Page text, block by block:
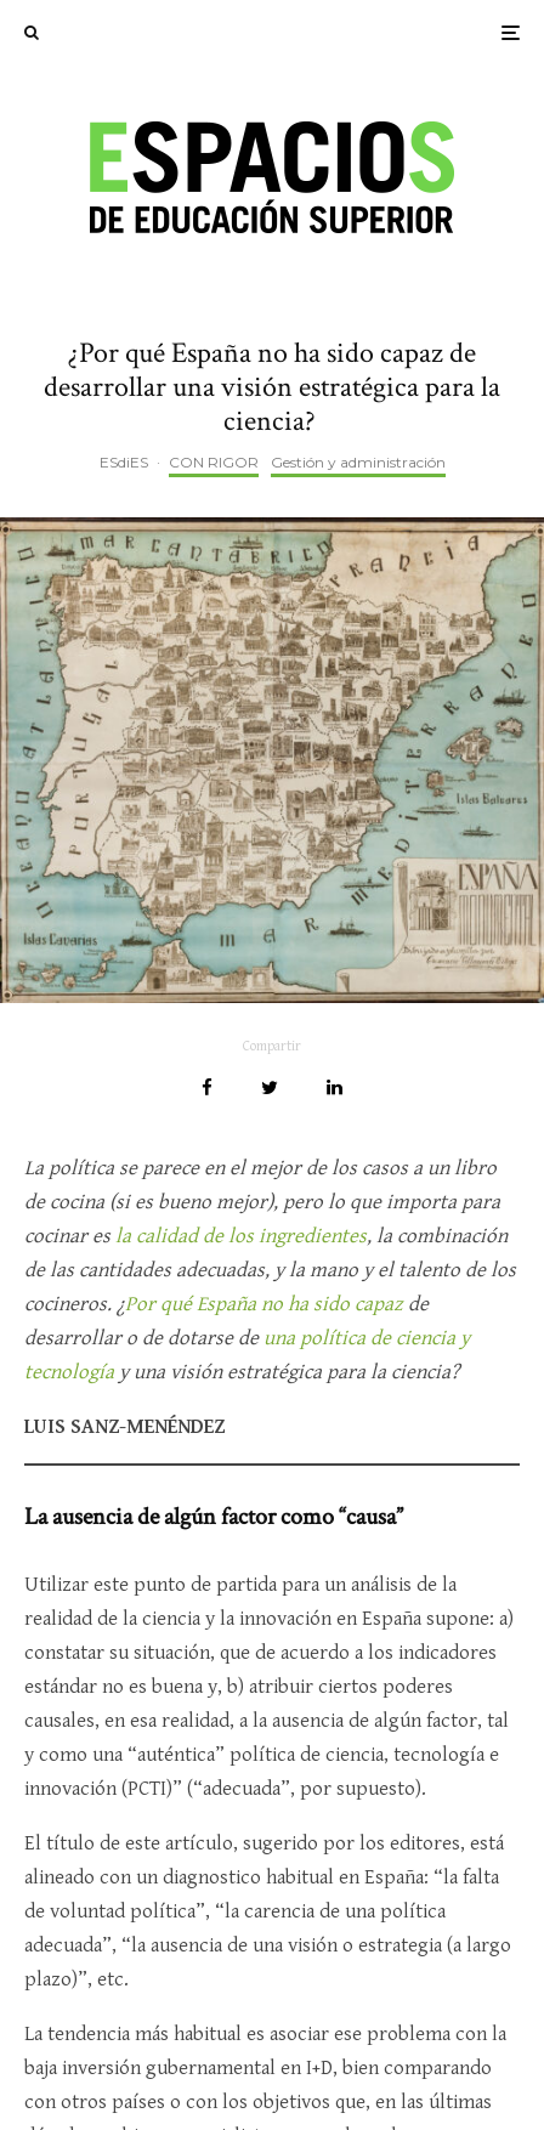
¿Por qué España no ha sido capaz de
desarrollar una visión estratégica para la
ciencia?
ESdiES · CON RIGOR Gestión y administración
Compartir
La política se parece en el mejor de los casos a un libro
de cocina (si es bueno mejor), pero lo que importa para
cocinar esla calidad de los ingredientes, la combinación
de las cantidades adecuadas, y la mano y el talento de los
cocineros. ¿Por qué España no ha sido capaz de
desarrollar o de dotarse de una política de ciencia y
tecnología y una visión estratégica para la ciencia?
LUIS SANZ-MENÉNDEZ
La ausencia de algún factor como “causa”
Utilizar este punto de partida para un análisis de la
realidad de la ciencia y la innovación en España supone: a)
constatar su situación, que de acuerdo a los indicadores
estándar no es buena y, b) atribuir ciertos poderes
causales, en esa realidad, a la ausencia de algún factor, tal
y como una “auténtica” política de ciencia, tecnología e
innovación (PCTI)” (“adecuada”, por supuesto).
El título de este artículo, sugerido por los editores, está
alineado con un diagnostico habitual en España: “la falta
de voluntad política”, “la carencia de una política
adecuada”, “la ausencia de una visión o estrategia (a largo
plazo)”, etc.
La tendencia más habitual es asociar ese problema con la
baja inversión gubernamental en I+D, bien comparando
con otros países o con los objetivos que, en las últimas